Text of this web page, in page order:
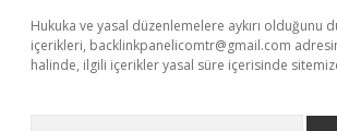
Hukuka ve yasal düzenlemelere aykırı olduğunu
içerikleri, backlinkpanelicomtr@gmail.com
halinde, ilgili içerikler yasal süre içerisinde